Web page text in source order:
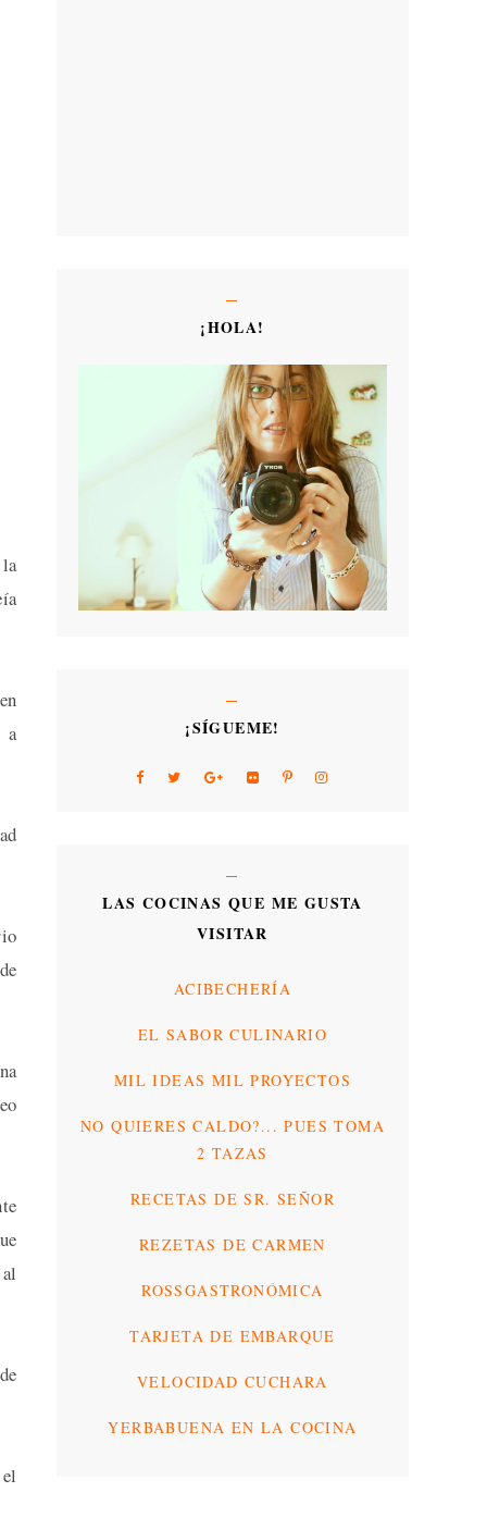
a
¡HOLA!
¡SÍGUEME!
LAS COCINAS QUE ME GUSTA
VISITAR
ACIBECHERÍA
EL SABOR CULINARIO
MIL IDEAS MIL PROYECTOS
NO QUIERES CALDO?... PUES TOMA
2 TAZAS
RECETAS DE SR. SEÑOR
REZETAS DE CARMEN
ROSSGASTRONÓMICA
TARJETA DE EMBARQUE
VELOCIDAD CUCHARA
YERBABUENA EN LA COCINA